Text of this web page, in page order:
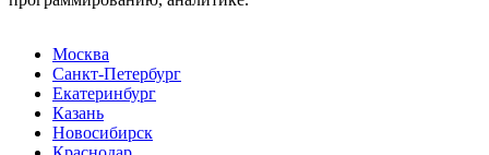
Москва
Санкт-Петербург
Екатеринбург
Казань
Новосибирск